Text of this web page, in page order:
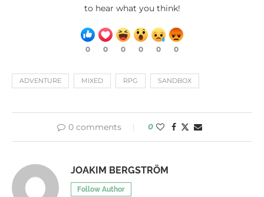
to hear what you think!
0 0 0 0 0 0
ADVENTURE MIXED RPG SANDBOX
0 comments 0
JOAKIM BERGSTRÖM
Follow Author